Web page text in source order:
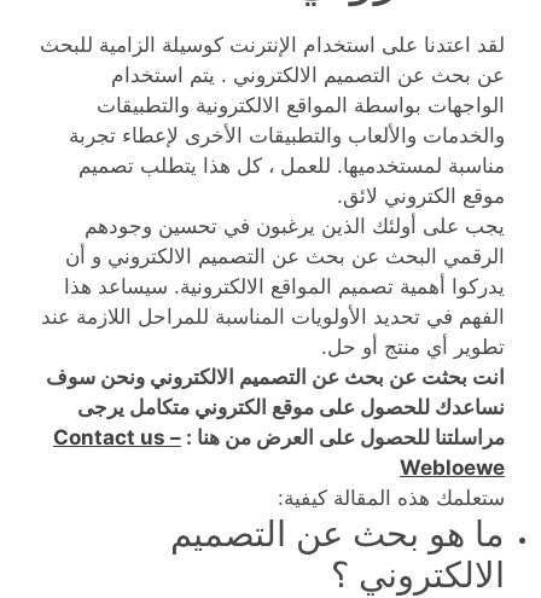
لقد اعتدنا على استخدام الإنترنت كوسيلة الزامية للبحث
عن بحث عن التصميم الالكتروني . يتم استخدام
الواجهات بواسطة المواقع الالكترونية والتطبيقات
والخدمات والألعاب والتطبيقات الأخرى لإعطاء تجربة
مناسبة لمستخدميها. للعمل ، كل هذا يتطلب تصميم
موقع الكتروني لائق.
يجب على أولئك الذين يرغبون في تحسين وجودهم
الرقمي البحث عن بحث عن التصميم الالكتروني و أن
يدركوا أهمية تصميم المواقع الالكترونية. سيساعد هذا
الفهم في تحديد الأولويات المناسبة للمراحل اللازمة عند
تطوير أي منتج أو حل.
انت بحثت عن بحث عن التصميم الالكتروني ونحن سوف
نساعدك للحصول على موقع الكتروني متكامل يرجى
مراسلتنا للحصول على العرض من هنا : Contact us –
Webloewe
ستعلمك هذه المقالة كيفية:
ما هو بحث عن التصميم
الالكتروني ؟